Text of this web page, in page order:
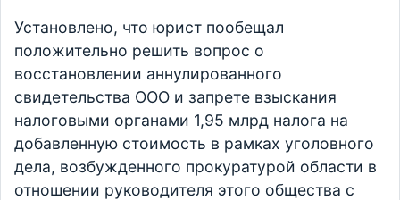
Установлено, что юрист пообещал
положительно решить вопрос о
восстановлении аннулированного
свидетельства ООО и запрете взыскания
налоговыми органами 1,95 млрд налога на
добавленную стоимость в рамках уголовного
дела, возбужденного прокуратурой области в
отношении руководителя этого общества с